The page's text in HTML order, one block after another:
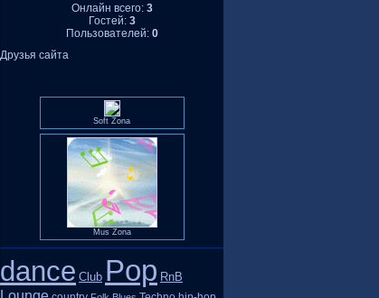
Онлайн всего: 3
Гостей: 3
Пользователей: 0
Друзья сайта
Mus Zona
dance Club Pop RnB